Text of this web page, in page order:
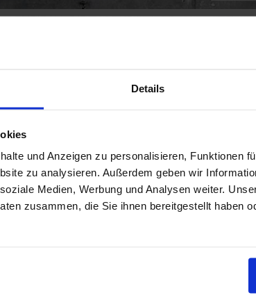
Details
und Anzeigen zu personalisieren, Funktionen
zu analysieren. Außerdem geben wir
Medien, Werbung und Analysen weiter.
zusammen, die Sie ihnen bereitgestellt haben